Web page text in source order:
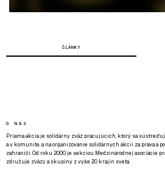
ČLÁNKY
O NÁS
Priama akcia je solidárny zväz pracujúcich, ktorý sa
a v komunite, a na organizovanie solidárnych akcií za práva a
zahraničí. Od roku 2000 je sekciou Medzinárodnej asociácie
združuje zväzy a skupiny z vyše 20 krajín sveta.